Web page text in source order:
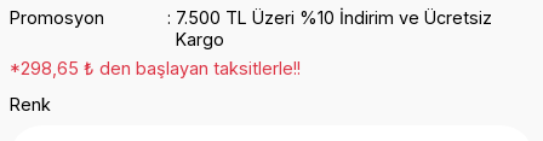
Promosyon
7.500 TL Üzeri %10 İndirim ve Ücretsiz
Kargo
*298,65 ₺ den başlayan taksitlerle!!
Renk